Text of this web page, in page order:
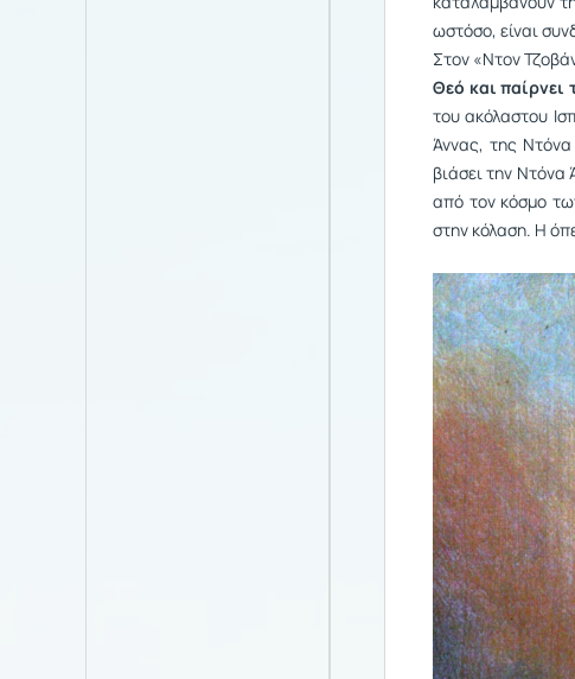
ωστόσο, είναι
Στον «Ντον
Θεό και παίρνει
του ακόλαστου
Άννας, της Ντόνα
βιάσει την
από τον κόσμο
στην κόλαση. Η